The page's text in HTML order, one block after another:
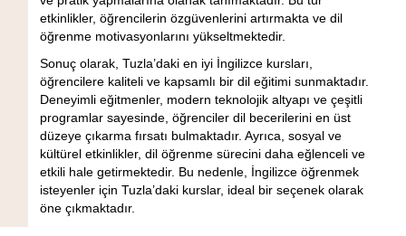
etkinlikler, öğrencilerin özgüvenlerini artırmakta ve dil
öğrenme motivasyonlarını yükseltmektedir.
Sonuç olarak, Tuzla’daki en iyi İngilizce kursları,
öğrencilere kaliteli ve kapsamlı bir dil eğitimi sunmaktadır.
Deneyimli eğitmenler, modern teknolojik altyapı ve çeşitli
programlar sayesinde, öğrenciler dil becerilerini en üst
düzeye çıkarma fırsatı bulmaktadır. Ayrıca, sosyal ve
kültürel etkinlikler, dil öğrenme sürecini daha eğlenceli ve
etkili hale getirmektedir. Bu nedenle, İngilizce öğrenmek
isteyenler için Tuzla’daki kurslar, ideal bir seçenek olarak
öne çıkmaktadır.